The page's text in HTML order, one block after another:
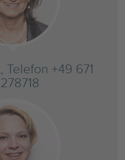
Telefon +49 671